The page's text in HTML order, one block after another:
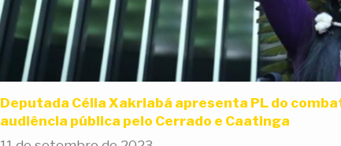
Deputada Célia Xakriabá apresenta PL do
audiência pública pelo Cerrado e Caatinga